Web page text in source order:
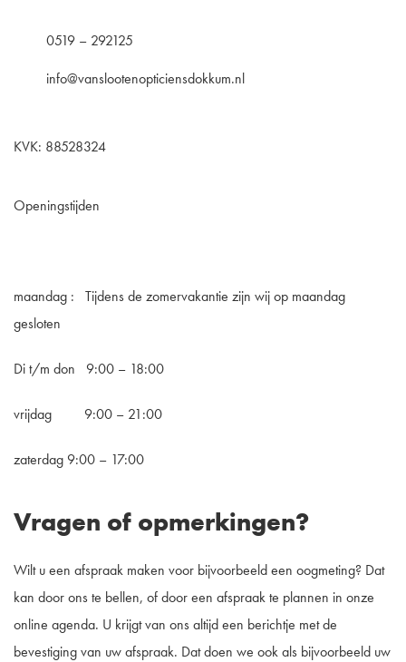
0519 – 292125
info@vanslootenopticiensdokkum.nl
KVK: 88528324
Openingstijden
maandag : Tijdens de zomervakantie zijn wij op maandag
gesloten
Di t/m don 9:00 – 18:00
vrijdag 9:00 – 21:00
zaterdag 9:00 – 17:00
Vragen of opmerkingen?
Wilt u een afspraak maken voor bijvoorbeeld een oogmeting? Dat
kan door ons te bellen, of door een afspraak te plannen in onze
online agenda. U krijgt van ons altijd een berichtje met de
bevestiging van uw afspraak. Dat doen we ook als bijvoorbeeld uw